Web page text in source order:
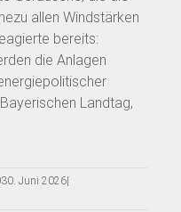
allen Windstärken
bereits:
die Anlagen
Landtag,
30. Juni 2026|